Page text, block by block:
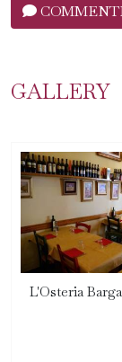
GALLERY
L'Osteria Barga